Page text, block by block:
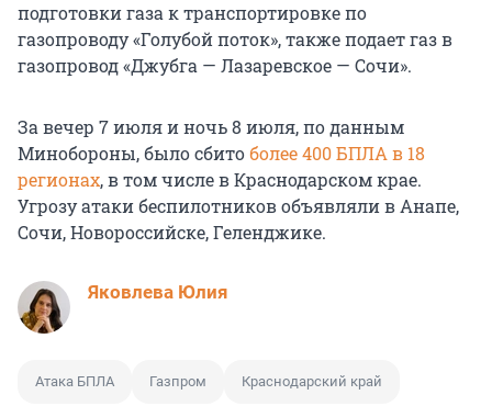
подготовки газа к транспортировке по
газопроводу «Голубой поток», также подает газ в
газопровод «Джубга — Лазаревское — Сочи».
За вечер 7 июля и ночь 8 июля, по данным
Минобороны, было сбитоболее 400 БПЛА в 18
регионах, в том числе в Краснодарском крае.
Угрозу атаки беспилотников объявляли в Анапе,
Сочи, Новороссийске, Геленджике.
Яковлева Юлия
Атака БПЛА Газпром Краснодарский край